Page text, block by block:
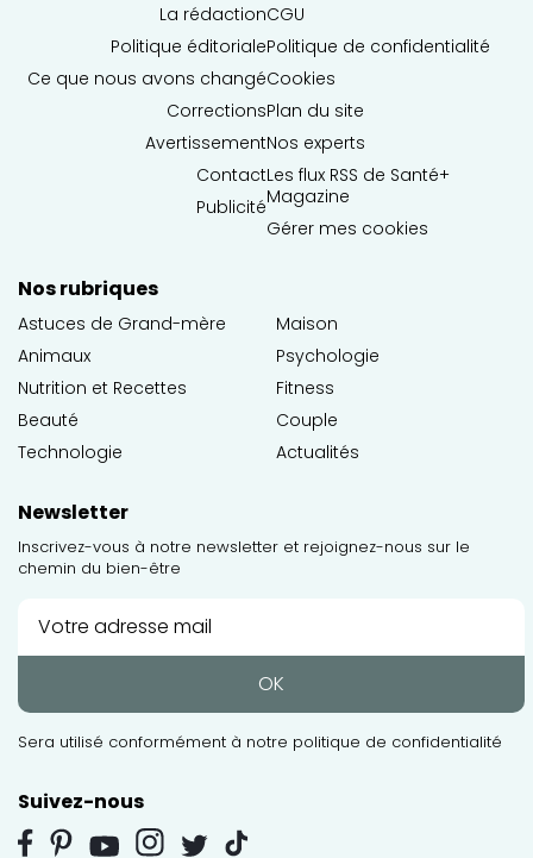
La rédaction
Politique éditoriale
Ce que nous avons changé
Corrections
Avertissement
Contact
Publicité
CGU
Politique de confidentialité
Cookies
Plan du site
Nos experts
Les flux RSS de Santé+
Magazine
Gérer mes cookies
Nos rubriques
Astuces de Grand-mère
Animaux
Nutrition et Recettes
Beauté
Technologie
Maison
Psychologie
Fitness
Couple
Actualités
Newsletter
Inscrivez-vous à notre newsletter et rejoignez-nous sur le
chemin du bien-être
OK
Sera utilisé conformément à notre politique de confidentialité
Suivez-nous